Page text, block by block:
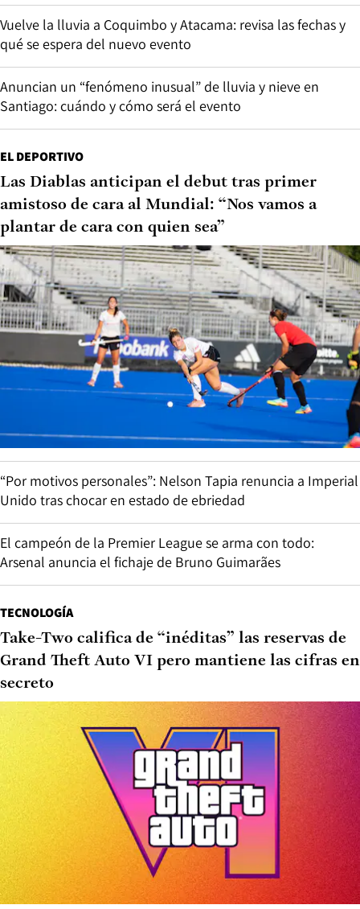
Vuelve la lluvia a Coquimbo y Atacama: revisa las fechas y
qué se espera del nuevo evento
Anuncian un “fenómeno inusual” de lluvia y nieve en
Santiago: cuándo y cómo será el evento
EL DEPORTIVO
Las Diablas anticipan el debut tras primer
amistoso de cara al Mundial: “Nos vamos a
plantar de cara con quien sea”
“Por motivos personales”: Nelson Tapia renuncia a Imperial
Unido tras chocar en estado de ebriedad
El campeón de la Premier League se arma con todo:
Arsenal anuncia el fichaje de Bruno Guimarães
TECNOLOGÍA
Take-Two califica de “inéditas” las reservas de
Grand Theft Auto VI pero mantiene las cifras en
secreto